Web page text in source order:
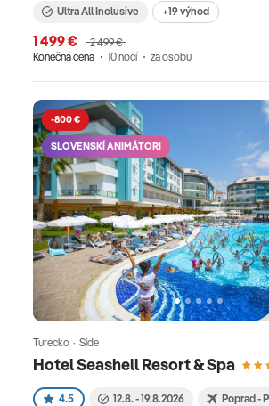
Ultra All Inclusive +19 výhod
1 499 €
2 499 €
Konečná cena
10 nocí za osobu
-800 €
SLOVENSKÍ ANIMÁTORI
Hotel Seashell Resort & Spa
Turecko · Side
4.5 12.8. - 19.8.2026 Poprad -